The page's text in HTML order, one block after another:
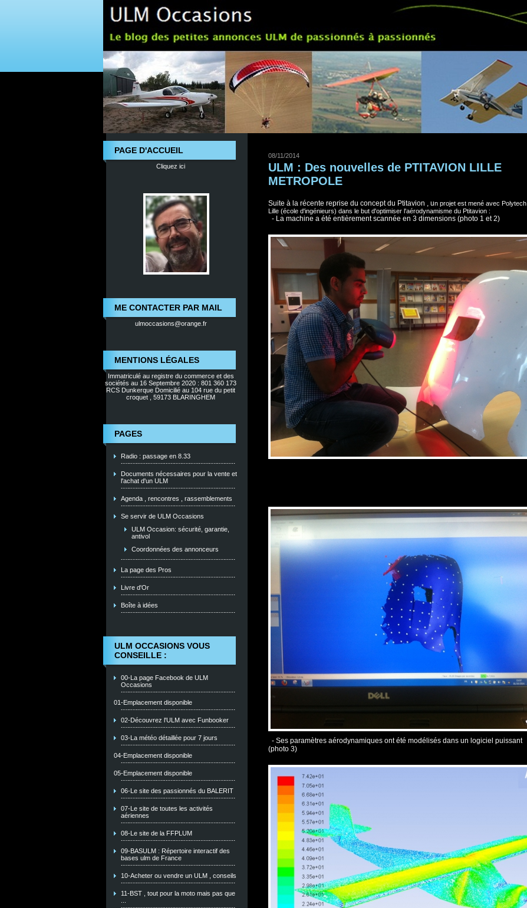
PAGE D'ACCUEIL
Cliquez ici
ME CONTACTER PAR MAIL
ulmoccasions@orange.fr
MENTIONS LÉGALES
Immatriculé au registre du commerce et des
sociétés au 16 Septembre 2020 : 801 360 173
RCS Dunkerque Domicilié au 104 rue du petit
croquet , 59173 BLARINGHEM
PAGES
Radio : passage en 8.33
Documents nécessaires pour la vente et
l'achat d'un ULM
Agenda , rencontres , rassemblements
Se servir de ULM Occasions
ULM Occasion: sécurité, garantie,
antivol
Coordonnées des annonceurs
La page des Pros
Livre d'Or
Boîte à idées
ULM OCCASIONS VOUS
CONSEILLE :
00-La page Facebook de ULM
Occasions
01-Emplacement disponible
02-Découvrez l'ULM avec Funbooker
03-La météo détaillée pour 7 jours
04-Emplacement disponible
05-Emplacement disponible
06-Le site des passionnés du BALERIT
07-Le site de toutes les activités
aériennes
08-Le site de la FFPLUM
09-BASULM : Répertoire interactif des
bases ulm de France
10-Acheter ou vendre un ULM , conseils
11-BST , tout pour la moto mais pas que
08/11/2014
ULM : Des nouvelles de PTITAVION LILLE
METROPOLE
Suite à la récente reprise du concept du Ptitavion , un projet est mené avec Polytech
Lille (école d'ingénieurs) dans le but d'optimiser l'aérodynamisme du Ptitavion :
- La machine a été entièrement scannée en 3 dimensions (photo 1 et 2)
- Ses paramètres aérodynamiques ont été modélisés dans un logiciel puissant
(photo 3)